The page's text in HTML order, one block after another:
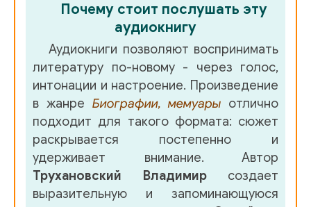
02-11 - Уинстон Черчилль - Глава 02. Серебряная
02-13 - Уинстон Черчилль - Глава 02. Серебряная
02-14 - Уинстон Черчилль - Глава 02. Серебряная
02-15 - Уинстон Черчилль - Глава 02. Серебряная
02-16 - Уинстон Черчилль - Глава 02. Серебряная
Почему стоит послушать эту
аудиокнигу
Аудиокниги позволяют воспринимать
литературу по-новому - через голос,
интонации и настроение. Произведение
в жанре Биографии, мемуары отлично
подходит для такого формата: сюжет
раскрывается постепенно и
удерживает внимание. Автор
Трухановский Владимирсоздает
выразительную и запоминающуюся